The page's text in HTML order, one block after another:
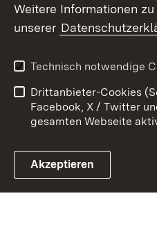
Link zum Landesportal
Kontakt
Barrierefreiheit
Impressum
Weitere Informationen
unserer
Technisch notwendige
Drittanbieter-Cookies
Facebook, X / Twitter
gesamten Webseite
Akzeptieren